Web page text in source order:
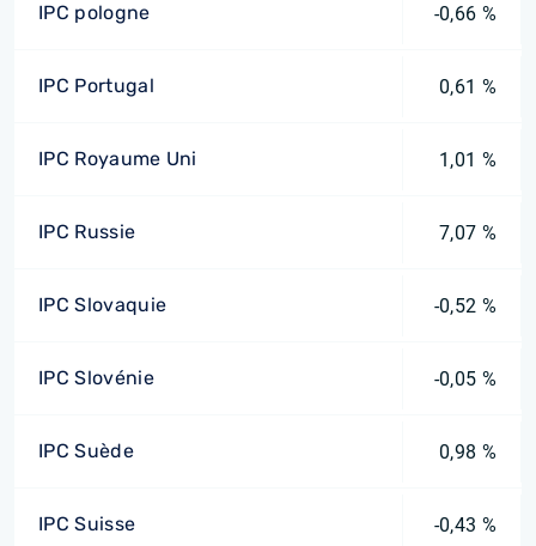
IPC pologne -0,66 %
IPC Portugal 0,61 %
IPC Royaume Uni 1,01 %
IPC Russie 7,07 %
IPC Slovaquie -0,52 %
IPC Slovénie -0,05 %
IPC Suède 0,98 %
IPC Suisse -0,43 %